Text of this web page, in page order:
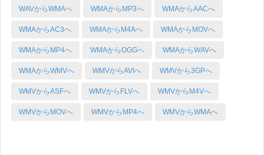
WAVからWMAへ WMAからMP3へ WMAからAACへ
WMAからAC3へ WMAからM4Aへ WMAからMOVへ
WMAからMP4へ WMAからOGGへ WMAからWAVへ
WMAからWMVへ WMVからAVIへ WMVから3GPへ
WMVからASFへ WMVからFLVへ WMVからM4Vへ
WMVからMOVへ WMVからMP4へ WMVからWMAへ